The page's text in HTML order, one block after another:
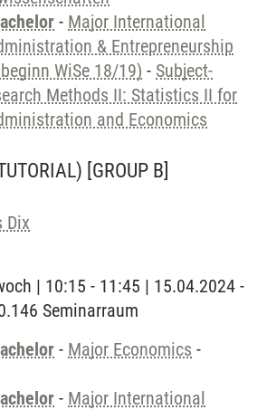
- Major International
& Entrepreneurship
WiSe 18/19) - Subject-
Methods II: Statistics II for
and Economics
[GROUP B]
Dix
| 10:15 - 11:45 | 15.04.2024 -
Seminarraum
- Major Economics -
- Major International